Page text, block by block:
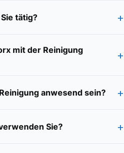
tätig? +
mit der Reinigung
+
anwesend sein? +
Sie? +